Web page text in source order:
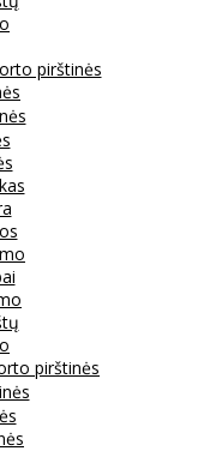
pirštinės
pirštinės